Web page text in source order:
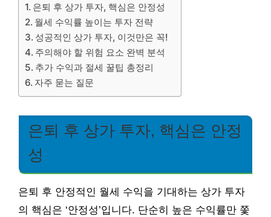
은퇴 후 상가 투자, 핵심은 안정성
월세 수익률 높이는 투자 전략
성공적인 상가 투자, 이것만은 꼭!
주의해야 할 위험 요소 완벽 분석
추가 수익과 절세 꿀팁 총정리
자주 묻는 질문
은퇴 후 상가 투자, 핵심은 안정
성
은퇴 후 안정적인 월세 수익을 기대하는 상가 투자
의 핵심은 ‘안정성’입니다. 단순히 높은 수익률만 쫓